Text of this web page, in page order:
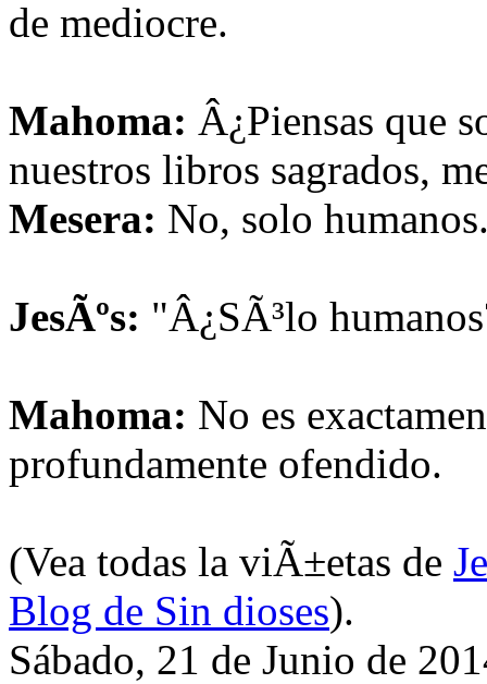
de mediocre.
Mahoma: Â¿Piensas que
nuestros libros sagrados,
Mesera: No, solo
JesÃºs: "Â¿SÃ³lo
Mahoma: No es
profundamente ofendido.
(Vea todas la viÃ±etas de
Blog de Sin dioses).
Sábado, 21 de Junio de